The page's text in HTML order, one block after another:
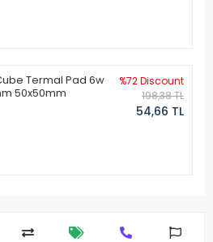
Termal Pad 6w
50x50mm
%72 Discount
198,38 TL
54,66 TL